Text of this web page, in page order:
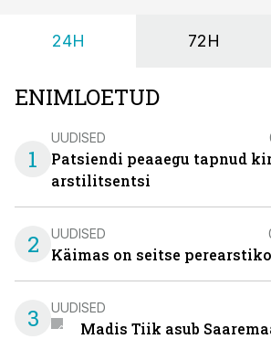
24H 72H
ENIMLOETUD
1
UUDISED
Patsiendi peaaegu tapnud
arstilitsentsi
2 UUDISED
Käimas on seitse
3 UUDISED
Madis Tiik asub